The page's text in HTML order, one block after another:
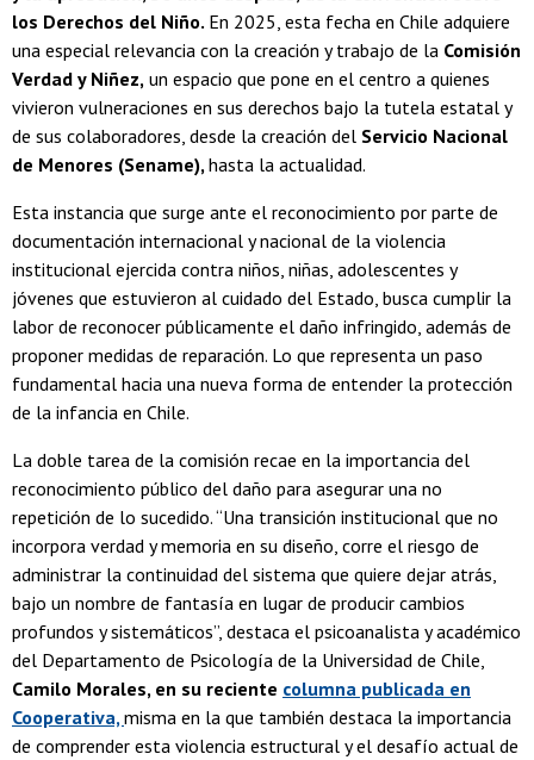
los Derechos del Niño. En 2025, esta fecha en Chile adquiere
una especial relevancia con la creación y trabajo de la Comisión
Verdad y Niñez, un espacio que pone en el centro a quienes
vivieron vulneraciones en sus derechos bajo la tutela estatal y
de sus colaboradores, desde la creación del Servicio Nacional
de Menores (Sename),hasta la actualidad.
Esta instancia que surge ante el reconocimiento por parte de
documentación internacional y nacional de la violencia
institucional ejercida contra niños, niñas, adolescentes y
jóvenes que estuvieron al cuidado del Estado, busca cumplir la
labor de reconocer públicamente el daño infringido, además de
proponer medidas de reparación. Lo que representa un paso
fundamental hacia una nueva forma de entender la protección
de la infancia en Chile.
La doble tarea de la comisión recae en la importancia del
reconocimiento público del daño para asegurar una no
repetición de lo sucedido. “Una transición institucional que no
incorpora verdad y memoria en su diseño, corre el riesgo de
administrar la continuidad del sistema que quiere dejar atrás,
bajo un nombre de fantasía en lugar de producir cambios
profundos y sistemáticos”, destaca el psicoanalista y académico
del Departamento de Psicología de la Universidad de Chile,
Camilo Morales, en su reciente columna publicada en
Cooperativa,misma en la que también destaca la importancia
de comprender esta violencia estructural y el desafío actual de